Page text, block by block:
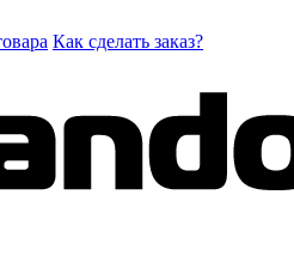
Как сделать заказ?